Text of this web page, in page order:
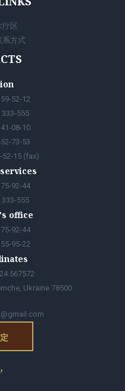
疗区
系方式
52-12
333-555
08-10
73-53
52-15 (fax)
92-44
333-555
office
92-44
95-22
Ukraine 78500